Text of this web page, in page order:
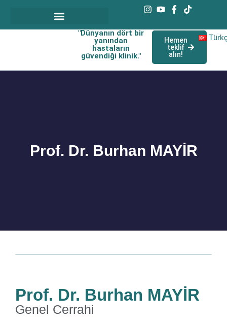
"Dünyanın dört bir
yanından
hastaların
güvendiği klinik."
Hemen
teklif
alın!
Prof. Dr. Burhan MAYİR
Prof. Dr. Burhan MAYİR
Genel Cerrahi